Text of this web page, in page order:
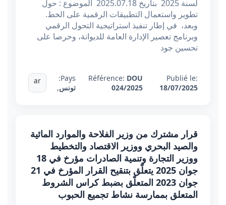
لسنة 2025 بتاريخ 2025.07.18 الموضوع : حول
تطوير واستعمال التطبيقات الرقمية على الخط.
وبعد، في إطار تنفيذ استراتيجية التحول الرقمي
وبرنامج تعصير الإدارة العامة للديوانة، وحرصا على
تحسين جود
Publié le:
18/07/2025
Référence: DOU
024/2025
Pays:
تونس,
ar
قرار مشترك من وزير الفلاحة والموارد المائية
والصيد البحري ووزير الاقتصاد والتخطيط
ووزير التجارة وتنمية الصادرات مؤرخ في 18
جوان 2025 يتعلّق بتنقيح القرار المؤرخ في 21
جوان 2023 المتعلّق بضبط كراس الشروط
المتعلق بممارسة نشاط تجميع الحبوب